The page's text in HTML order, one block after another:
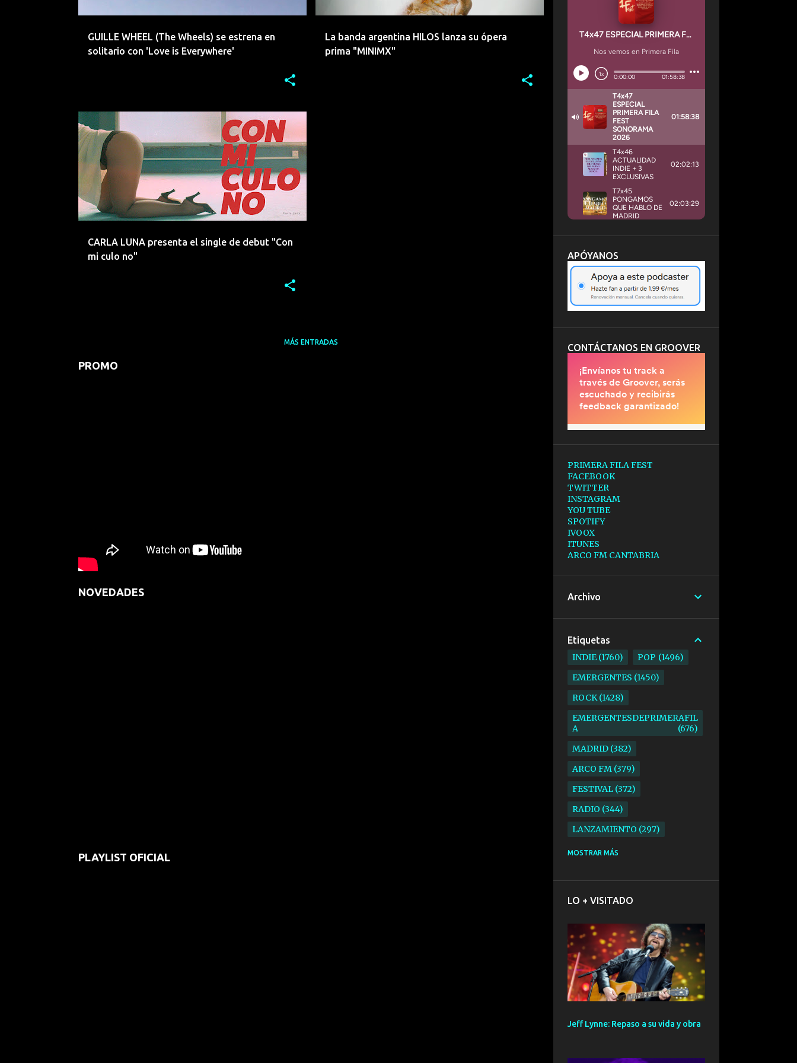
GUILLE WHEEL (The Wheels) se estrena en
solitario con 'Love is Everywhere'
La banda argentina HILOS lanza su ópera
prima "MINIMX"
CARLA LUNA presenta el single de debut "Con
mi culo no"
CARLA LUNA ELECTRONICA +
MÁS ENTRADAS
PROMO
NOVEDADES
PLAYLIST OFICIAL
APÓYANOS
CONTÁCTANOS EN GROOVER
PRIMERA FILA FEST
FACEBOOK
TWITTER
INSTAGRAM
YOU TUBE
SPOTIFY
IVOOX
ITUNES
ARCO FM CANTABRIA
Archivo
Etiquetas
INDIE 1760 POP 1496
EMERGENTES 1450
ROCK 1428
EMERGENTESDEPRIMERAFIL
A
676
MADRID 382
ARCO FM 379
FESTIVAL 372
RADIO 344
LANZAMIENTO 297
ELECTRONICA
BARCELONA 191
ELECTROINDIE 189
PRIMERA FILA FEST
188
ELECTROPOP 185
PUNK
MOSTRAR MÁS
LO + VISITADO
Jeff Lynne: Repaso a su vida y obra